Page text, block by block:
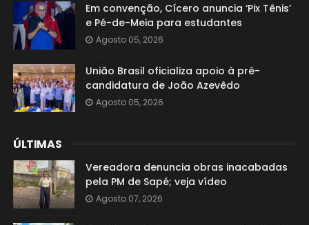
Em convenção, Cícero anuncia ‘Pix Tênis’
e Pé-de-Meia para estudantes
Agosto 05, 2026
União Brasil oficializa apoio à pré-
candidatura de João Azevêdo
Agosto 05, 2026
ÚLTIMAS
Vereadora denuncia obras inacabadas
pela PM de Sapé; veja vídeo
Agosto 07, 2026